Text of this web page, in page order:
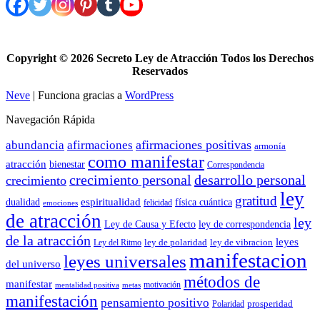
Copyright © 2026 Secreto Ley de Atracción Todos los Derechos
Reservados
Neve | Funciona gracias a WordPress
Navegación Rápida
abundancia afirmaciones afirmaciones positivas armonía
atracción bienestar como manifestar Correspondencia
crecimiento crecimiento personal desarrollo personal
dualidad emociones espiritualidad felicidad física cuántica gratitud ley
de atracción Ley de Causa y Efecto ley de correspondencia ley
de la atracción Ley del Ritmo ley de polaridad ley de vibracion leyes
del universo leyes universalesmanifestacion
manifestar mentalidad positiva metas motivación métodos de
manifestación pensamiento positivo Polaridad prosperidad